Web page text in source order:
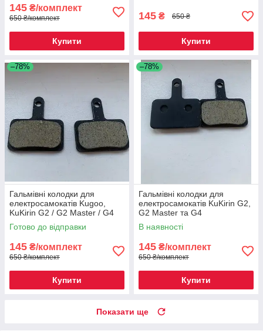
145 ₴/комплект
650 ₴/комплект
Купити
145 ₴ 650 ₴
Купити
–78%
Гальмівні колодки для
електросамокатів Kugoo,
KuKirin G2 / G2 Master / G4
Готово до відправки
145 ₴/комплект
650 ₴/комплект
Купити
–78%
Гальмівні колодки для
електросамокатів KuKirin G2,
G2 Master та G4
В наявності
145 ₴/комплект
650 ₴/комплект
Купити
Показати ще